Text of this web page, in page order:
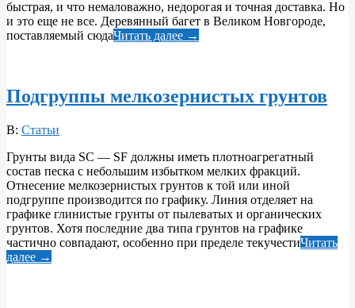
быстрая, и что немаловажно, недорогая и точная доставка. Но
и это еще не все. Деревянный багет в Великом Новгороде,
поставляемый сюдаЧитать далее →
Подгруппы мелкозернистых грунтов
2018-
07
В: Статьи
Грунты вида SC — SF должны иметь плотноагрегатный
состав песка с небольшим избытком мелких фракций.
Отнесение мелкозернистых грунтов к той или иной
подгруппе производится по графику. Линия отделяет на
графике глинистые грунты от пылеватых и органических
грунтов. Хотя последние два типа грунтов на графике
частично совпадают, особенно при пределе текучестиЧитать
далее →